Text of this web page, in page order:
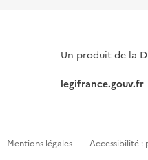
Un produit de la
legifrance.gouv.fr
Mentions légales Accessibilité